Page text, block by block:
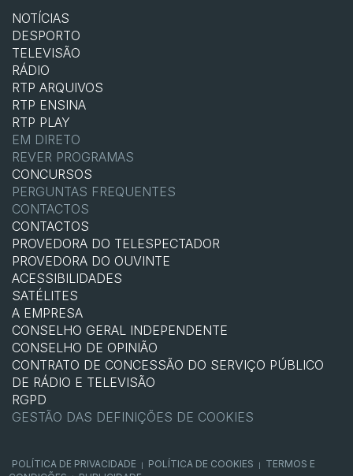
NOTÍCIAS
DESPORTO
TELEVISÃO
RÁDIO
RTP ARQUIVOS
RTP ENSINA
RTP PLAY
EM DIRETO
REVER PROGRAMAS
CONCURSOS
PERGUNTAS FREQUENTES
CONTACTOS
CONTACTOS
PROVEDORA DO TELESPECTADOR
PROVEDORA DO OUVINTE
ACESSIBILIDADES
SATÉLITES
A EMPRESA
CONSELHO GERAL INDEPENDENTE
CONSELHO DE OPINIÃO
CONTRATO DE CONCESSÃO DO SERVIÇO PÚBLICO
DE RÁDIO E TELEVISÃO
RGPD
GESTÃO DAS DEFINIÇÕES DE COOKIES
POLÍTICA DE PRIVACIDADE POLÍTICA DE COOKIES
TERMOS E